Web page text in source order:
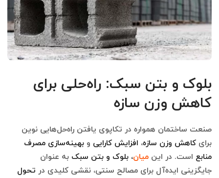
بلوک و بتن سبک: راه‌حلی برای
کاهش وزن سازه
صنعت ساختمان همواره در تکاپوی یافتن راه‌حل‌هایی نوین
برای کاهش وزن سازه، افزایش کارایی و بهینه‌سازی مصرف
منابع است. در این میان، بلوک و بتن سبک به عنوان
جایگزینی ایده‌آل برای مصالح سنتی، نقشی کلیدی در تحول